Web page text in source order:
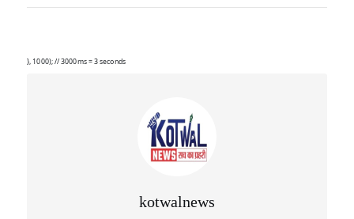
at
A
c
b
e
ra
}, 1000); // 3000ms = 3 seconds
kotwalnews